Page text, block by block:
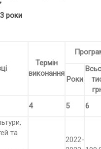
роки
Термін
виконання
Роки
4 5 6
та
2022-